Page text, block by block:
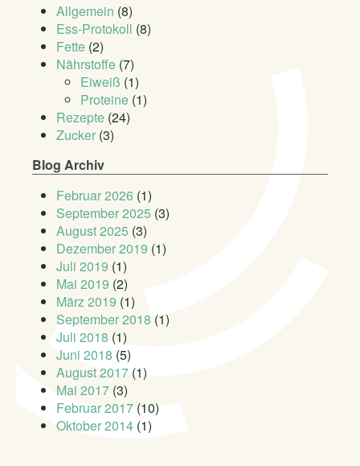
Allgemein (8)
Ess-Protokoll (8)
Fette (2)
Nährstoffe (7)
Eiweiß (1)
Proteine (1)
Rezepte (24)
Zucker (3)
Blog Archiv
Februar 2026 (1)
September 2025 (3)
August 2025 (3)
Dezember 2019 (1)
Juli 2019 (1)
Mai 2019 (2)
März 2019 (1)
September 2018 (1)
Juli 2018 (1)
Juni 2018 (5)
August 2017 (1)
Mai 2017 (3)
Februar 2017 (10)
Oktober 2014 (1)